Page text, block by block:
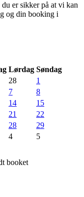
er sikker på at vi kan
og din booking i
Lørdag Søndag
28
1
7
8
14
15
21
22
28
29
4 5
booket